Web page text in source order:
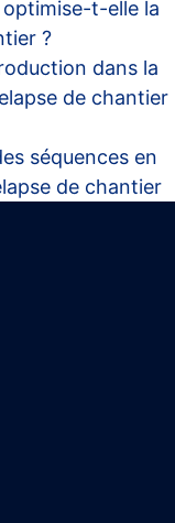
t-elle la
?
dans la
de chantier
séquences en
de chantier